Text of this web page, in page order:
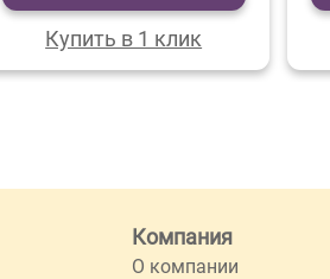
Купить в 1 клик
Компания
О компании